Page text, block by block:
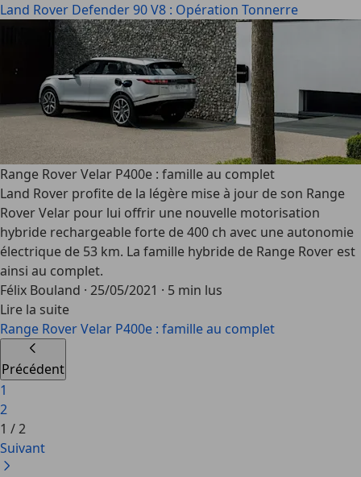
Land Rover Defender 90 V8 : Opération Tonnerre
Range Rover Velar P400e : famille au complet
Land Rover profite de la légère mise à jour de son Range
Rover Velar pour lui offrir une nouvelle motorisation
hybride rechargeable forte de 400 ch avec une autonomie
électrique de 53 km. La famille hybride de Range Rover est
ainsi au complet.
Félix Bouland · 25/05/2021 · 5 min lus
Lire la suite
Range Rover Velar P400e : famille au complet
Précédent
1
2
1 /2
Suivant